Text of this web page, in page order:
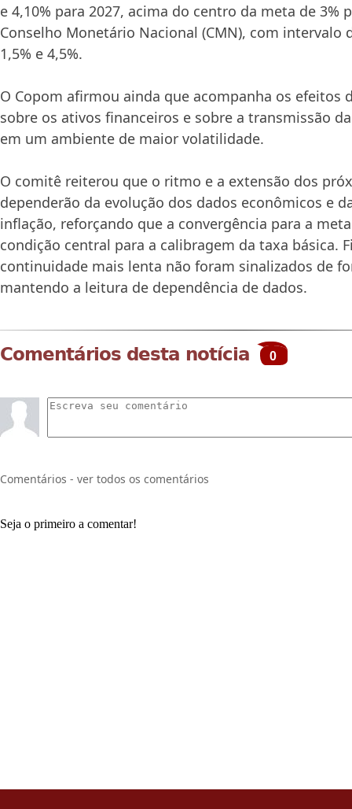
e 4,10% para 2027, acima do centro da meta de 3%
Conselho Monetário Nacional (CMN), com intervalo
1,5% e 4,5%.
O Copom afirmou ainda que acompanha os efeitos
sobre os ativos financeiros e sobre a transmissão
em um ambiente de maior volatilidade.
O comitê reiterou que o ritmo e a extensão dos
dependerão da evolução dos dados econômicos e
inflação, reforçando que a convergência para a
condição central para a calibragem da taxa básica.
continuidade mais lenta não foram sinalizados de
mantendo a leitura de dependência de dados.
Comentários desta notícia 0
Comentários - ver todos os comentários
Seja o primeiro a comentar!